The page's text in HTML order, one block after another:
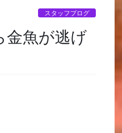
スタッフブログ
魚が逃げ